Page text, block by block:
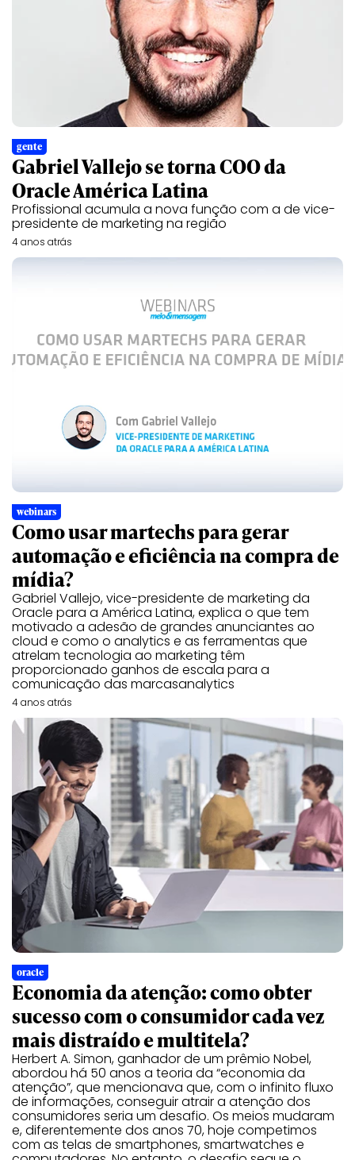
gente
Gabriel Vallejo se torna COO da
Oracle América Latina
Profissional acumula a nova função com a de vice-
presidente de marketing na região
4 anos atrás
webinars
Como usar martechs para gerar
automação e eficiência na compra de
mídia?
Gabriel Vallejo, vice-presidente de marketing da
Oracle para a América Latina, explica o que tem
motivado a adesão de grandes anunciantes ao
cloud e como o analytics e as ferramentas que
atrelam tecnologia ao marketing têm
proporcionado ganhos de escala para a
comunicação das marcasanalytics
4 anos atrás
oracle
Economia da atenção: como obter
sucesso com o consumidor cada vez
mais distraído e multitela?
Herbert A. Simon, ganhador de um prêmio Nobel,
abordou há 50 anos a teoria da “economia da
atenção”, que mencionava que, com o infinito fluxo
de informações, conseguir atrair a atenção dos
consumidores seria um desafio. Os meios mudaram
e, diferentemente dos anos 70, hoje competimos
com as telas de smartphones, smartwatches e